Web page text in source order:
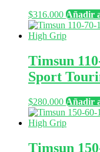
$316.000 Añadir
Timsun
Sport
$280.000 Añadir
Timsun